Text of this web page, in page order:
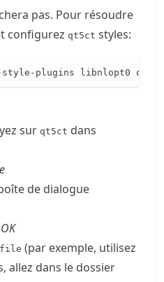
pas. Pour résoudre
configurez qt5ct styles:
plugins libnlopt0 qt5ct
sur qt5ct dans
de dialogue
OK
(par exemple, utilisez
allez dans le dossier